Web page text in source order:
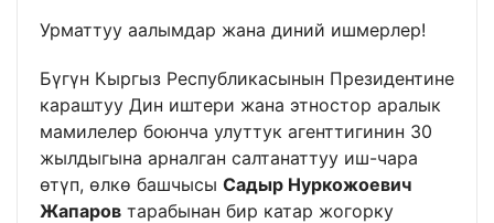
Урматтуу аалымдар жана диний ишмерлер!
Бүгүн Кыргыз Республикасынын Президентине
караштуу Дин иштери жана этностор аралык
мамилелер боюнча улуттук агенттигинин 30
жылдыгына арналган салтанаттуу иш-чара
өтүп, өлкө башчысы Садыр Нуркожоевич
Жапаров тарабынан бир катар жогорку